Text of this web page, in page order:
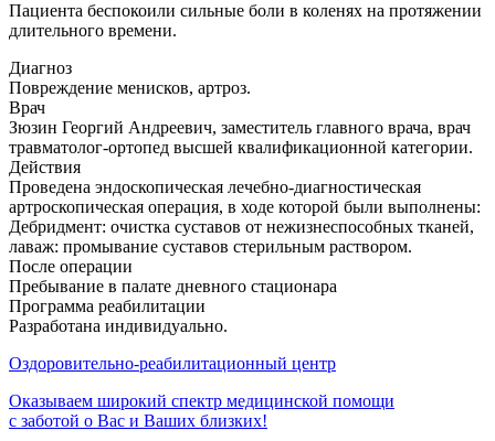
Пациента беспокоили сильные боли в коленях на протяжении
длительного времени.
Диагноз
Повреждение менисков, артроз.
Врач
Зюзин Георгий Андреевич, заместитель главного врача, врач
травматолог-ортопед высшей квалификационной категории.
Действия
Проведена эндоскопическая лечебно-диагностическая
артроскопическая операция, в ходе которой были выполнены:
Дебридмент: очистка суставов от нежизнеспособных тканей,
лаваж: промывание суставов стерильным раствором.
После операции
Пребывание в палате дневного стационара
Программа реабилитации
Разработана индивидуально.
Оздоровительно-реабилитационный центр
Оказываем широкий спектр медицинской помощи
с заботой о Вас и Ваших близких!